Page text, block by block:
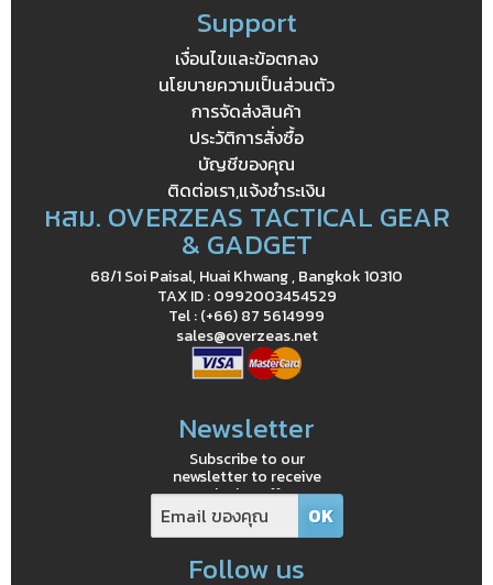
Support
เงื่อนไขและข้อตกลง
นโยบายความเป็นส่วนตัว
การจัดส่งสินค้า
ประวัติการสั่งซื้อ
บัญชีของคุณ
ติดต่อเรา,แจ้งชำระเงิน
หสม. OVERZEAS TACTICAL GEAR
& GADGET
68/1 Soi Paisal, Huai Khwang , Bangkok 10310
TAX ID : 0992003454529
Tel : (+66) 87 5614999
sales@overzeas.net
Newsletter
Subscribe to our
newsletter to receive
exclusive offers
Follow us